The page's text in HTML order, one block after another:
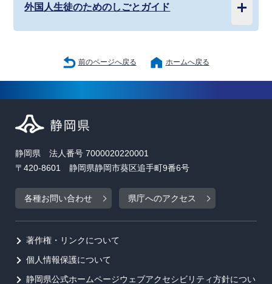
外国人生徒のためのしごとガイド
前のページへ戻る ホームへ戻る
静岡県 法人番号 7000020220001
〒420-8601 静岡県静岡市葵区追手町9番6号
各種お問い合わせ 県庁へのアクセス
著作権・リンクについて
個人情報保護について
静岡県公式ホームページウェブアクセシビリティ方針につい